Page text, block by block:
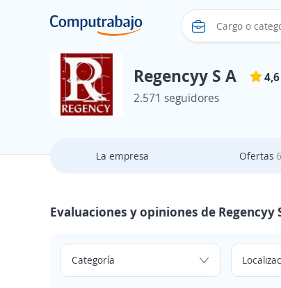
Regencyy S A
4,6
2.571 seguidores
La empresa Ofertas 6
Evaluaciones y opiniones de Regencyy